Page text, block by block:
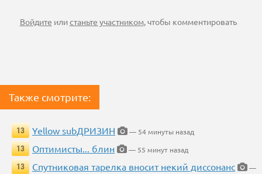
Войдите илистаньте участником, чтобы комментировать
Также смотрите:
13 Yellow subДРИЗИН
— 54 минуты назад
13
Оптимисты... блин
— 55 минут назад
13
Спутниковая тарелка вносит некий диссонанс
—